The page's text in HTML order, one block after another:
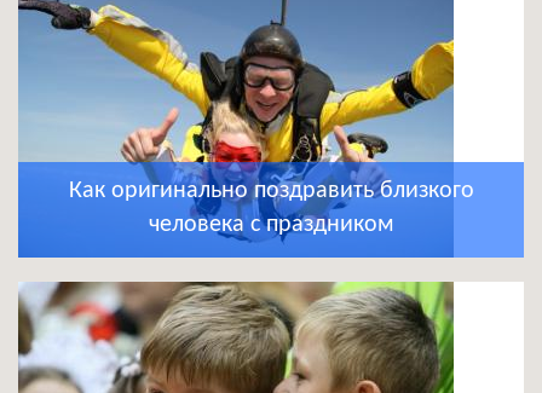
Как оригинально поздравить близкого
человека с праздником